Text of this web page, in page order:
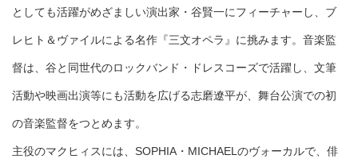
としても活躍がめざましい演出家・谷賢一にフィーチャーし、ブ
レヒト＆ヴァイルによる名作『三文オペラ』に挑みます。音楽監
督は、谷と同世代のロックバンド・ドレスコーズで活躍し、文筆
活動や映画出演等にも活動を広げる志磨遼平が、舞台公演での初
の音楽監督をつとめます。
主役のマクヒィスには、SOPHIA・MICHAELのヴォーカルで、俳